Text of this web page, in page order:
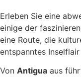
Erleben Sie eine
einige der
eine Route, die
entspanntes
Von Antigua aus